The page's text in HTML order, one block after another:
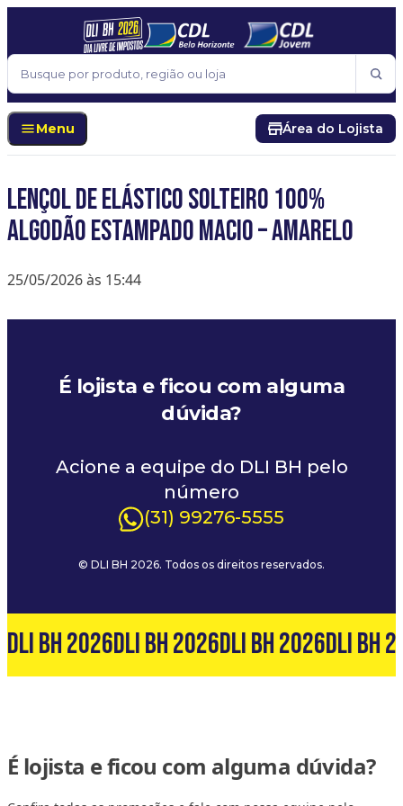
Pular para o conteúdo
Buscar
Menu Área do Lojista
Lençol De Elástico Solteiro 100%
Algodão Estampado Macio – Amarelo
25/05/2026 às 15:44
É lojista e ficou com alguma
dúvida?
Acione a equipe do DLI BH pelo
número
(31) 99276-5555
© DLI BH 2026. Todos os direitos reservados.
DLI BH 2026DLI BH 2026DLI BH 2026DLI BH
É lojista e ficou com alguma dúvida?